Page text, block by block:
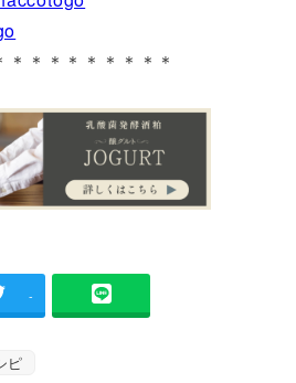
＊＊＊＊＊＊＊＊＊
-
ピ